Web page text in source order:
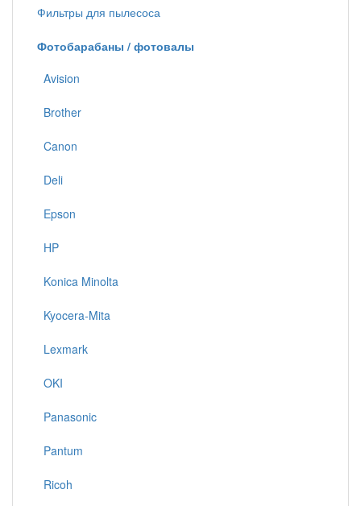
Фильтры для пылесоса
Фотобарабаны / фотовалы
Avision
Brother
Canon
Deli
Epson
HP
Konica Minolta
Kyocera-Mita
Lexmark
OKI
Panasonic
Pantum
Ricoh